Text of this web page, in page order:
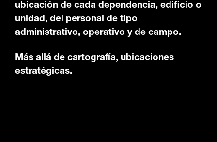
ubicación de cada dependencia, edificio o
unidad, del personal de tipo
administrativo, operativo y de campo.
Más allá de cartografía, ubicaciones
estratégicas.